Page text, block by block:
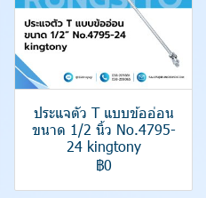
ประแจตัว T แบบข้ออ่อน
ขนาด 1/2 นิ้ว No.4795-
24 kingtony
฿0